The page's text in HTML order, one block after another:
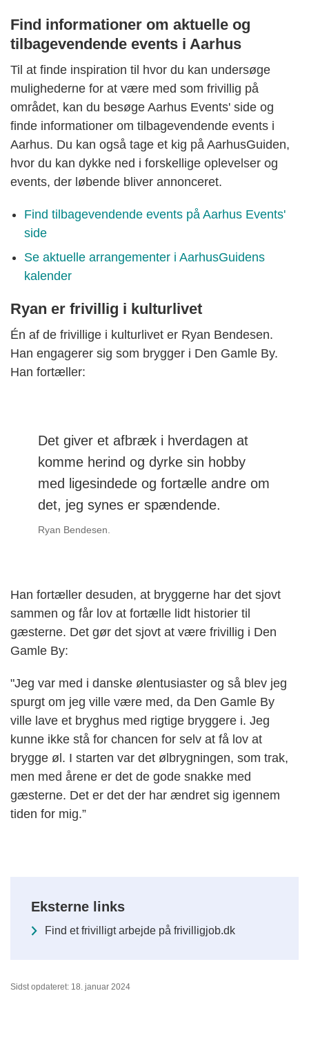
Find informationer om aktuelle og
tilbagevendende events i Aarhus
Til at finde inspiration til hvor du kan undersøge
mulighederne for at være med som frivillig på
området, kan du besøge Aarhus Events' side og
finde informationer om tilbagevendende events i
Aarhus. Du kan også tage et kig på AarhusGuiden,
hvor du kan dykke ned i forskellige oplevelser og
events, der løbende bliver annonceret.
Find tilbagevendende events på Aarhus Events'
side
Se aktuelle arrangementer i AarhusGuidens
kalender
Ryan er frivillig i kulturlivet
Én af de frivillige i kulturlivet er Ryan Bendesen.
Han engagerer sig som brygger i Den Gamle By.
Han fortæller:
Det giver et afbræk i hverdagen at
komme herind og dyrke sin hobby
med ligesindede og fortælle andre om
det, jeg synes er spændende.
Ryan Bendesen.
Han fortæller desuden, at bryggerne har det sjovt
sammen og får lov at fortælle lidt historier til
gæsterne. Det gør det sjovt at være frivillig i Den
Gamle By:
"Jeg var med i danske ølentusiaster og så blev jeg
spurgt om jeg ville være med, da Den Gamle By
ville lave et bryghus med rigtige bryggere i. Jeg
kunne ikke stå for chancen for selv at få lov at
brygge øl. I starten var det ølbrygningen, som trak,
men med årene er det de gode snakke med
gæsterne. Det er det der har ændret sig igennem
tiden for mig.”
Eksterne links
Find et frivilligt arbejde på frivilligjob.dk
Sidst opdateret: 18. januar 2024